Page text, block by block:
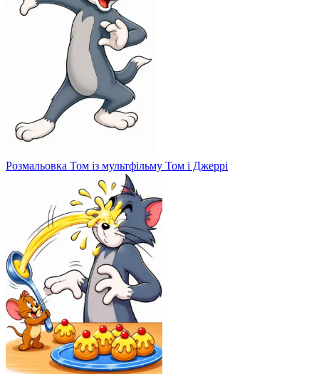
Розмальовка Том із мультфільму Том і Джеррі